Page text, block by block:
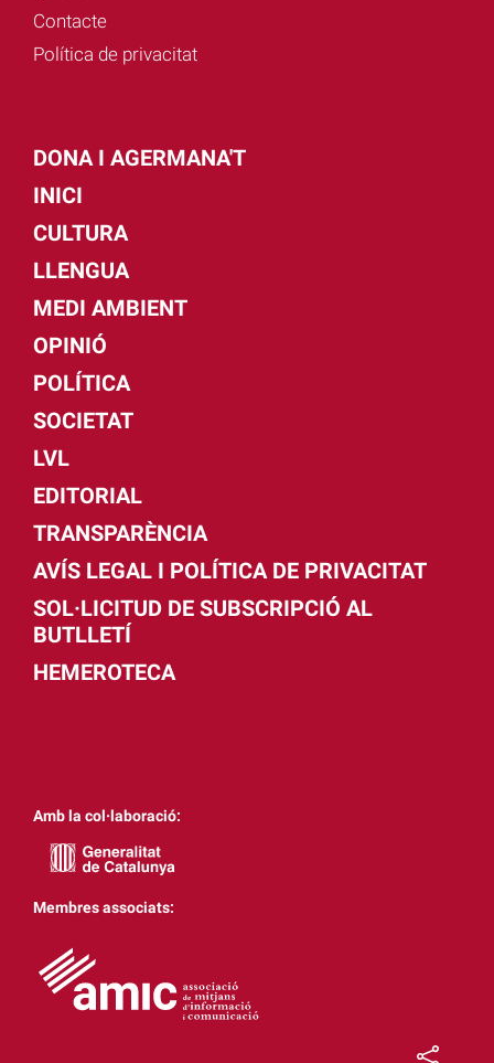
Contacte
Política de privacitat
DONA I AGERMANA'T
INICI
CULTURA
LLENGUA
MEDI AMBIENT
OPINIÓ
POLÍTICA
SOCIETAT
LVL
EDITORIAL
TRANSPARÈNCIA
AVÍS LEGAL I POLÍTICA DE PRIVACITAT
SOL·LICITUD DE SUBSCRIPCIÓ AL
BUTLLETÍ
HEMEROTECA
Amb la col·laboració:
Membres associats: